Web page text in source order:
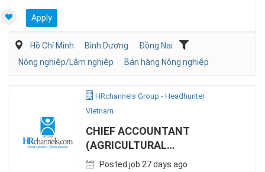
Apply
Hồ Chí Minh Bình Dương
Đồng Nai
Nông nghiệp/Lâm nghiệp
Bán hàng Nông nghiệp
HRchannels Group - Headhunter
Vietnam
CHIEF ACCOUNTANT
(AGRICULTURAL
MANUFACTURING)
Posted job 27 days ago